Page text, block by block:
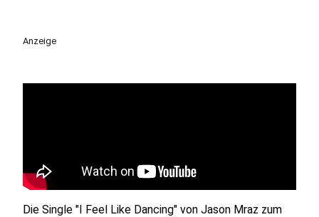
Anzeige
Die Single "I Feel Like Dancing" von Jason Mraz zum